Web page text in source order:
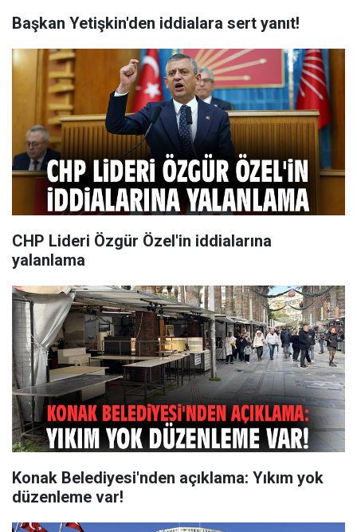
Başkan Yetişkin'den iddialara sert yanıt!
CHP Lideri Özgür Özel'in iddialarına
yalanlama
Konak Belediyesi'nden açıklama: Yıkım yok
düzenleme var!